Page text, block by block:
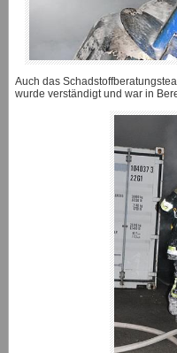
Auch das
wurde verständigt und war in